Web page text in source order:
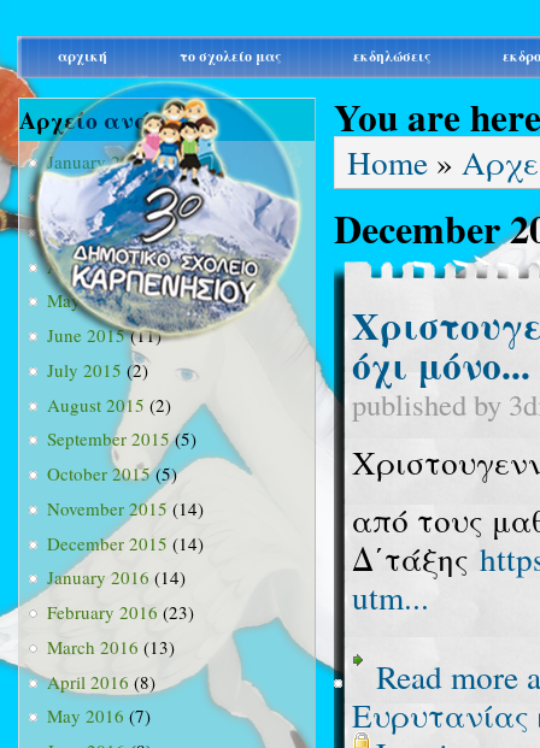
main_menu
αρχική το σχολείο μας εκδηλώσεις
Αρχείο ανά μήνα
January 2015(3)
February 2015(9)
March 2015(34)
April 2015(15)
May 2015(13)
June 2015(11)
July 2015 (2)
August 2015 (2)
September 2015(5)
October 2015(5)
November 2015 (14)
December 2015 (14)
January 2016 (14)
February 2016 (23)
March 2016 (13)
April 2016 (8)
May 2016 (7)
You are here
Home »
December
όχι μόνο...
published by
από τους
Δ΄τάξης
utm...
Read more
Ευρυτανίας